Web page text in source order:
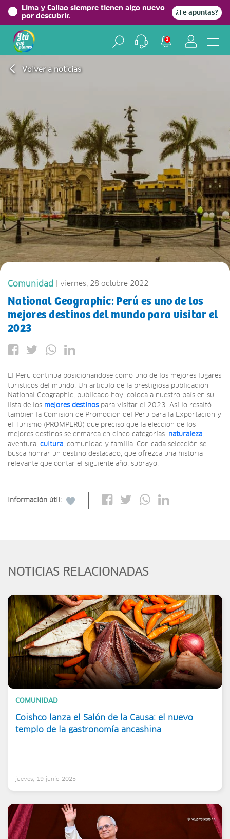
Lima y Callao siempre tienen algo nuevo
por descubrir.
¿Te apuntas?
2
Volver a noticias
Comunidad | viernes, 28 octubre 2022
National Geographic: Perú es uno de los
mejores destinos del mundo para visitar el
2023
El Perú continúa posicionándose como uno de los mejores lugares
turísticos del mundo. Un artículo de la prestigiosa publicación
National Geographic, publicado hoy, coloca a nuestro país en su
lista de los mejores destinospara visitar el 2023. Así lo resaltó
también la Comisión de Promoción del Perú para la Exportación y
el Turismo (PROMPERÚ) que precisó que la elección de los
mejores destinos se enmarca en cinco categorías: naturaleza,
aventura, cultura, comunidad y familia. Con cada selección se
busca honrar un destino destacado, que ofrezca una historia
relevante que contar el siguiente año, subrayó.
Información útil:
NOTICIAS RELACIONADAS
COMUNIDAD
Coishco lanza el Salón de la Causa: el nuevo
templo de la gastronomía ancashina
jueves, 19 junio 2025